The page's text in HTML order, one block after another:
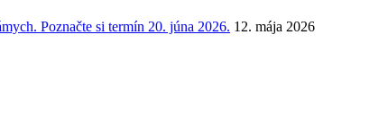
Poznačte si termín 20. júna 2026. 12. mája 2026